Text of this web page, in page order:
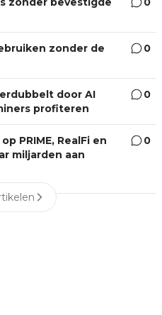
zonder de
0
door AI
profiteren
0
PRIME, RealFi en
miljarden aan
0